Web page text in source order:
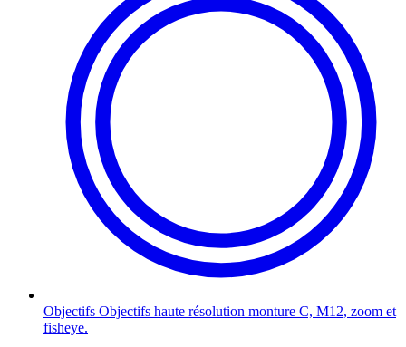
Objectifs Objectifs haute résolution monture C, M12, zoom et
fisheye.